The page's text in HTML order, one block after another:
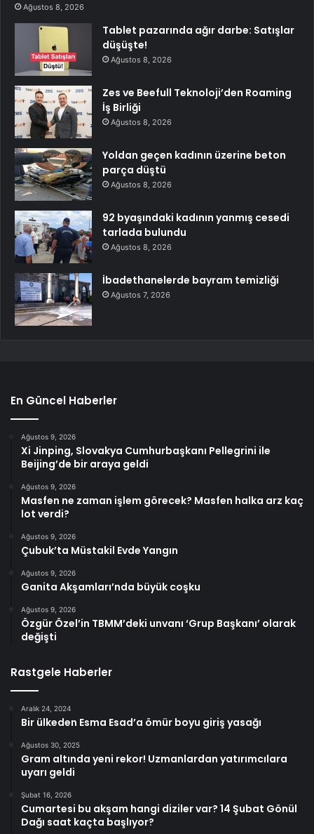
Ağustos 8, 2026
Tablet pazarında ağır darbe: Satışlar
düşüşte!
Ağustos 8, 2026
Zes ve Beefull Teknoloji’den Roaming
İş Birliği
Ağustos 8, 2026
Yoldan geçen kadının üzerine beton
parça düştü
Ağustos 8, 2026
92 byaşındaki kadının yanmış cesedi
tarlada bulundu
Ağustos 8, 2026
İbadethanelerde bayram temizliği
Ağustos 7, 2026
En Güncel Haberler
Ağustos 9, 2026
Xi Jinping, Slovakya Cumhurbaşkanı Pellegrini ile
Beijing’de bir araya geldi
Ağustos 9, 2026
Masfen ne zaman işlem görecek? Masfen halka arz kaç
lot verdi?
Ağustos 9, 2026
Çubuk’ta Müstakil Evde Yangın
Ağustos 9, 2026
Ganita Akşamları’nda büyük coşku
Ağustos 9, 2026
Özgür Özel’in TBMM’deki unvanı ‘Grup Başkanı’ olarak
değişti
Rastgele Haberler
Aralık 24, 2024
Bir ülkeden Esma Esad’a ömür boyu giriş yasağı
Ağustos 30, 2025
Gram altında yeni rekor! Uzmanlardan yatırımcılara
uyarı geldi
Şubat 16, 2026
Cumartesi bu akşam hangi diziler var? 14 Şubat Gönül
Dağı saat kaçta başlıyor?